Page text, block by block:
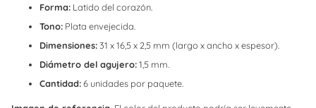
Forma: Latido del corazón.
Tono: Plata envejecida.
Dimensiones:31 x 16,5 x 2,5 mm (largo x ancho x espesor).
Diámetro del agujero:1,5 mm.
Cantidad:6 unidades por paquete.